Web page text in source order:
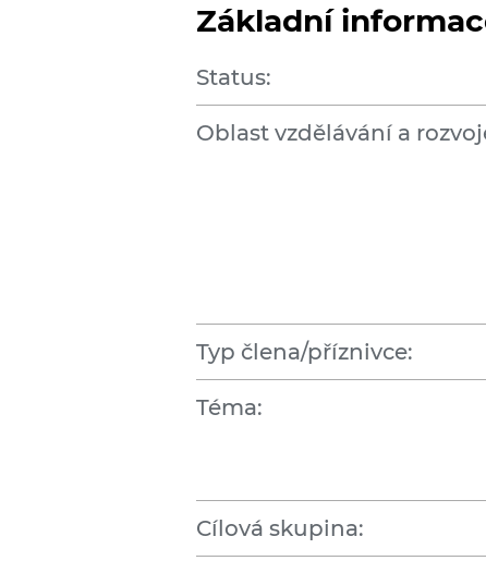
Základní
Status:
Oblast vzdělávání a
Typ člena/příznivce:
Téma:
Cílová skupina: